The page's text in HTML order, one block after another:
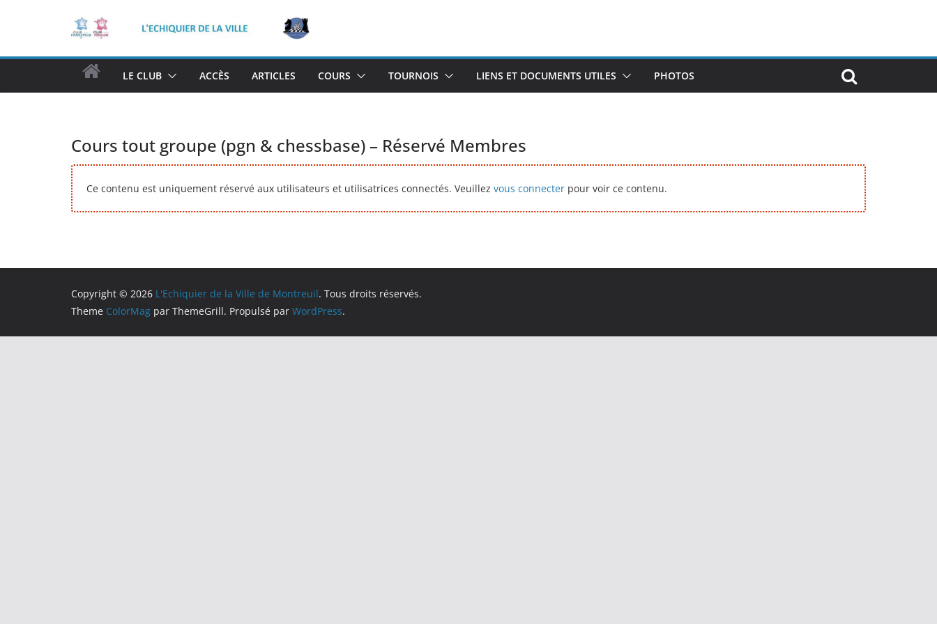
H
O
LE CLUB ACCÈS ARTICLES COURS TOURNOIS LIENS ET DOCUMENTS UTILES PHOTOS
Cours tout groupe (pgn & chessbase) – Réservé Membres
Ce contenu est uniquement réservé aux utilisateurs et utilisatrices connectés. Veuillez vous connecter pour voir ce contenu.
Copyright © 2026 L'Echiquier de la Ville de Montreuil. Tous droits réservés.
Theme ColorMag par ThemeGrill. Propulsé par WordPress.